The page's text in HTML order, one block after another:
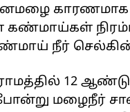
கண்மாய்கள்
நீர்
12
மழைநீர்